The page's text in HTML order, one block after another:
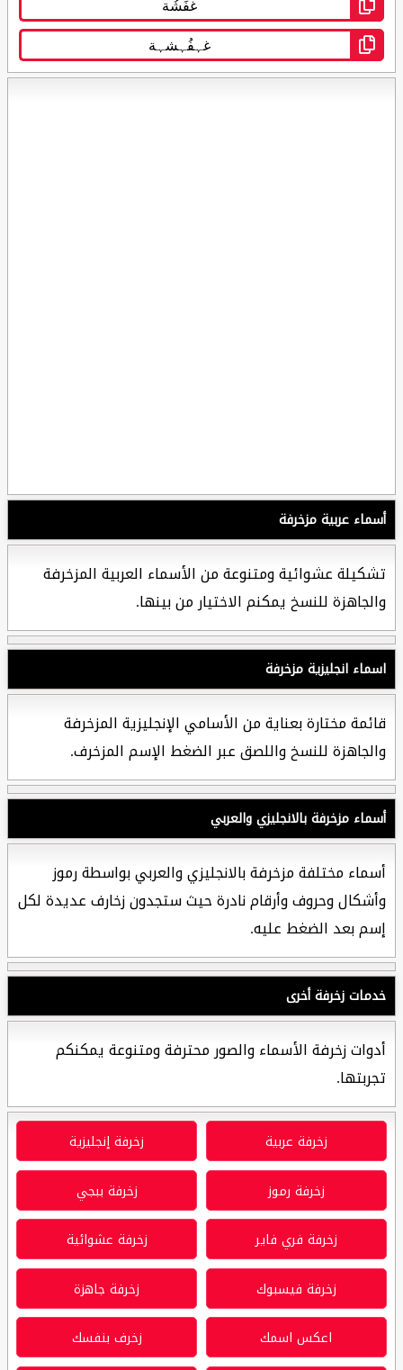
أسماء عربية مزخرفة
تشكيلة عشوائية ومتنوعة من الأسماء العربية المزخرفة
والجاهزة للنسخ يمكنم الاختيار من بينها.
اسماء انجليزية مزخرفة
قائمة مختارة بعناية من الأسامي الإنجليزية المزخرفة
والجاهزة للنسخ واللصق عبر الضغط الإسم المزخرف.
أسماء مزخرفة بالانجليزي والعربي
أسماء مختلفة مزخرفة بالانجليزي والعربي بواسطة رموز
وأشكال وحروف وأرقام نادرة حيث ستجدون زخارف عديدة لكل
إسم بعد الضغط عليه.
خدمات زخرفة أخرى
أدوات زخرفة الأسماء والصور محترفة ومتنوعة يمكنكم
تجربتها.
زخرفة عربية زخرفة إنجليزية
زخرفة رموز زخرفة ببجي
زخرفة فري فاير زخرفة عشوائية
زخرفة فيسبوك زخرفة جاهزة
اعكس اسمك زخرف بنفسك